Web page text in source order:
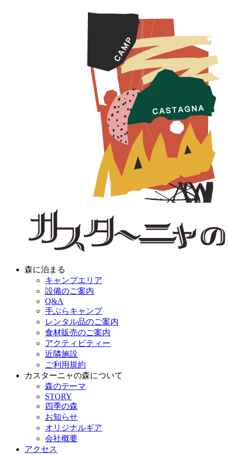
森に泊まる
キャンプエリア
設備のご案内
Q&A
手ぶらキャンプ
レンタル品のご案内
食材販売のご案内
アクティビティー
近隣施設
ご利用規約
カスターニャの森について
森のテーマ
STORY
四季の森
お知らせ
オリジナルギア
会社概要
アクセス